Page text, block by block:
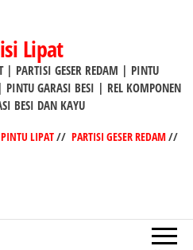
Lipat
| PARTISI GESER REDAM | PINTU
GARASI BESI | REL KOMPONEN
BESI DAN KAYU
PINTU LIPAT// PARTISI GESER REDAM//